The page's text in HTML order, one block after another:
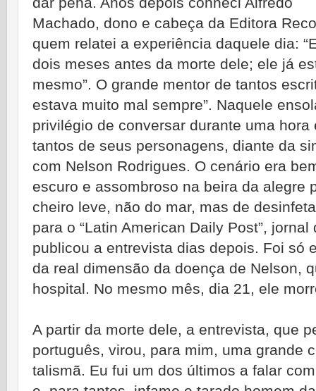
Machado, dono e cabeça da Editora
quem relatei a experiência daquele dia:
dois meses antes da morte dele; ele já
mesmo”. O grande mentor de tantos
estava muito mal sempre”. Naquele
privilégio de conversar durante uma
tantos de seus personagens, diante da
com Nelson Rodrigues. O cenário era
escuro e assombroso na beira da alegre
cheiro leve, não do mar, mas de
para o “Latin American Daily Post”,
publicou a entrevista dias depois. Foi só
da real dimensão da doença de Nelson,
hospital. No mesmo mês, dia 21, ele
A partir da morte dele, a entrevista, que
português, virou, para mim, uma grande
talismã. Eu fui um dos últimos a falar